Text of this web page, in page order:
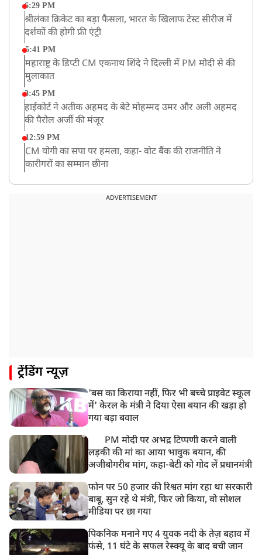
6:29 PM
श्रीलंका क्रिकेट का बड़ा फैसला, भारत के खिलाफ टेस्ट सीरीज में
दर्शकों की होगी फ्री एंट्री
5:41 PM
महाराष्ट्र के डिप्टी CM एकनाथ शिंदे ने दिल्ली में PM मोदी से की
मुलाकात
3:45 PM
हाईकोर्ट ने अतीक अहमद के बेटे मोहम्मद उमर और अली अहमद
की पैरोल अर्जी की मंजूर
12:59 PM
CM योगी का सपा पर हमला, कहा- वोट बैंक की राजनीति ने
कारीगरों का सम्मान छीना
रांची में अनशनकारी राहुल की तबीयत बिगड़ी! अस्पताल में कराया
ADVERTISEMENT
ट्रेंडिंग न्यूज़
'बस का किराया नहीं, फिर भी बच्चे प्राइवेट स्कूल
में' केरल के मंत्री ने दिया ऐसा बयान की खड़ा हो
गया बड़ा बवाल
PM मोदी पर अभद्र टिप्पणी करने वाली
लड़की की मां का आया भावुक बयान, की
अजीबोगरीब मांग, कहा-बेटी को गोद लें प्रधानमंत्री
फोन पर 50 हजार की रिश्वत मांग रहा था सरकारी
बाबू, सुन रहे थे मंत्री, फिर जो किया, वो सोशल
मीडिया पर छा गया
पिकनिक मनाने गए 4 युवक नदी के तेज़ बहाव में
फंसे, 11 घंटे के सफल रेस्क्यू के बाद बची जान